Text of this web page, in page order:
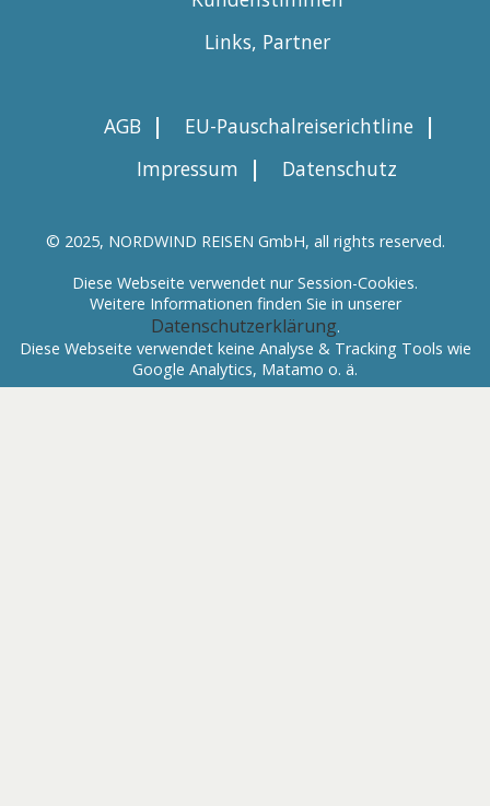
Links, Partner
AGB | EU-Pauschalreiserichtline |
Impressum | Datenschutz
© 2025, NORDWIND REISEN GmbH, all rights reserved.
Diese Webseite verwendet nur Session-Cookies.
Weitere Informationen finden Sie in unserer
Datenschutzerklärung.
Diese Webseite verwendet keine Analyse & Tracking Tools wie
Google Analytics, Matamo o. ä.